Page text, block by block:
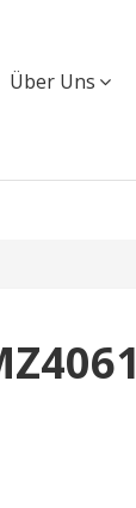
Über Uns